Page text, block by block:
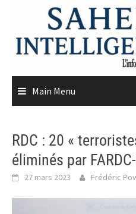
content
Main Menu
RDC : 20 «
éliminés par
27 mars 2023 Frédéric